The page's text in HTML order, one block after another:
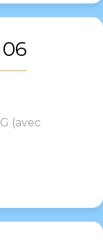
(avec